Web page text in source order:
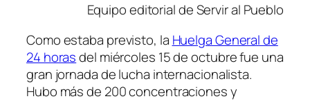
Equipo editorial de Servir al Pueblo
Como estaba previsto, la Huelga General de
24 horasdel miércoles 15 de octubre fue una
gran jornada de lucha internacionalista.
Hubo más de 200 concentraciones y